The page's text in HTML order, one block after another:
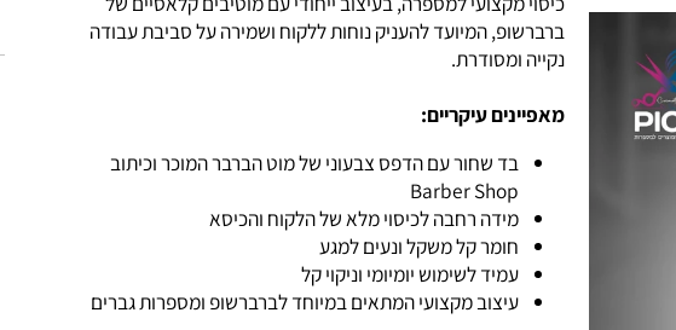
כיסוי מקצועי למספרה, בעיצוב ייחודי עם מוטיבים קלאסיים של
ברברשופ, המיועד להעניק נוחות ללקוח ושמירה על סביבת עבודה
נקייה ומסודרת.
מאפיינים עיקריים:
בד שחור עם הדפס צבעוני של מוט הברבר המוכר וכיתוב
Barber Shop
מידה רחבה לכיסוי מלא של הלקוח והכיסא
חומר קל משקל ונעים למגע
עמיד לשימוש יומיומי וניקוי קל